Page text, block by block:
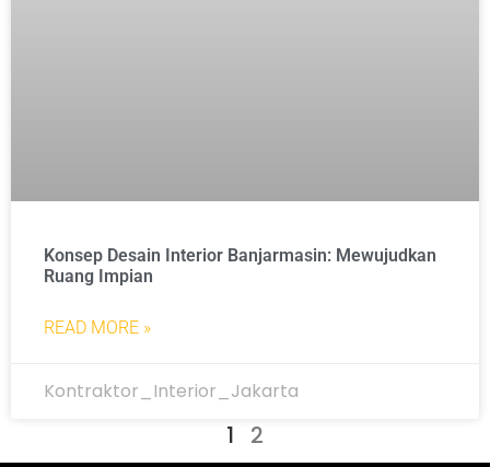
Konsep Desain Interior Banjarmasin: Mewujudkan
Ruang Impian
READ MORE »
Kontraktor_Interior_Jakarta
1 2